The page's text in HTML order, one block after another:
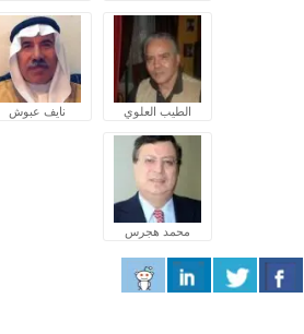
الطيب العلوي نايف عبوش
محمد هجرس